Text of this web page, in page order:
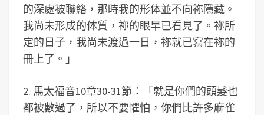
的深處被聯絡，那時我的形体並不向祢隱藏。
我尚未形成的体質，祢的眼早已看見了。祢所
定的日子，我尚未渡過一日，祢就已寫在祢的
冊上了。」
2. 馬太福音10章30-31節：「就是你們的頭髮也
都被數過了，所以不要懼怕，你們比許多麻雀